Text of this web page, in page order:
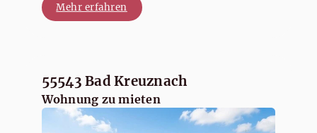
Mehr erfahren
55543 Bad Kreuznach
Wohnung zu mieten